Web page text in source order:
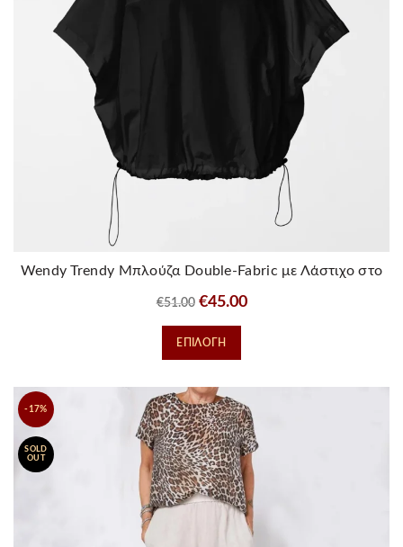
Wendy Trendy Μπλούζα Double-Fabric με Λάστιχο στο
€51.00 Original
price
was:
€45.00Η
€45.00.
ΕΠΙΛΟΓΉ
πολλαπλές
παραλλαγές.
Οι
επιλογές
μπορούν
να
επιλεγούν
-17%
SOLD
OUT